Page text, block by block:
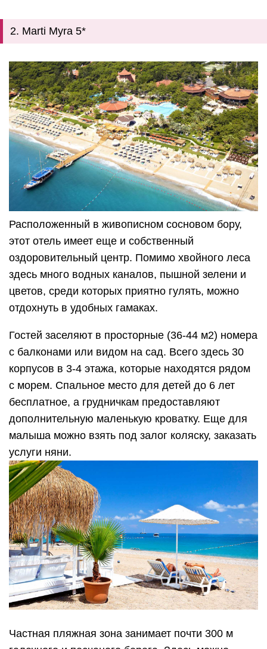
2. Marti Myra 5*
Расположенный в живописном сосновом бору,
этот отель имеет еще и собственный
оздоровительный центр. Помимо хвойного леса
здесь много водных каналов, пышной зелени и
цветов, среди которых приятно гулять, можно
отдохнуть в удобных гамаках.
Гостей заселяют в просторные (36-44 м2) номера
с балконами или видом на сад. Всего здесь 30
корпусов в 3-4 этажа, которые находятся рядом
с морем. Спальное место для детей до 6 лет
бесплатное, а грудничкам предоставляют
дополнительную маленькую кроватку. Еще для
малыша можно взять под залог коляску, заказать
услуги няни.
Частная пляжная зона занимает почти 300 м